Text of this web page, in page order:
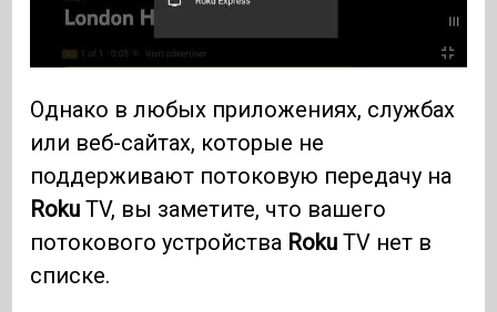
Однако в любых приложениях, службах
или веб-сайтах, которые не
поддерживают потоковую передачу на
Roku TV, вы заметите, что вашего
потокового устройства Roku TV нет в
списке.